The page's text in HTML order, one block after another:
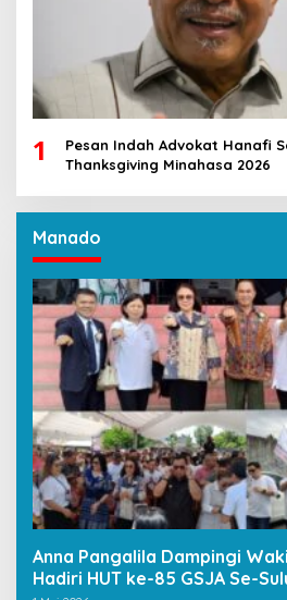
1
Pesan Indah Advokat Hanafi
Thanksgiving Minahasa 2026
Manado
Anna Pangalila Dampingi
Hadiri HUT ke-85 GSJA Se-